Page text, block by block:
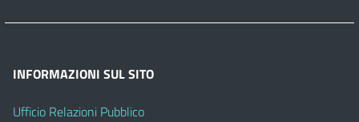
INFORMAZIONI SUL SITO
Ufficio Relazioni Pubblico